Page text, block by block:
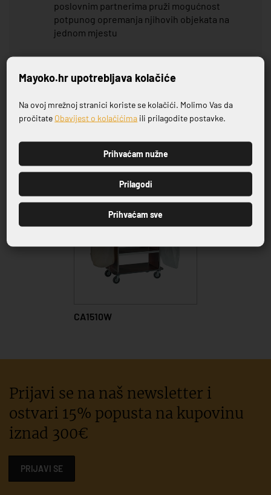
poslovnim partnerima pruži mogućnost
potpunog opremanja njihovih objekata na
jednom mjestu
VRHUNSKA KVALITETA PROIZVODA
Povezani proizvodi
CA1510W
Prijavi se na naš newsletter i
ostvari 15% popusta na kupovinu
iznad 300€
PRIJAVI SE
Prijavite se na naš newsletter
PRIJAVI SE
Mayoko.hr upotrebljava kolačiće
Na ovoj mrežnoj stranici koriste se kolačići. Molimo Vas da
pročitate Obavijest o kolačićima ili prilagodite postavke.
Prihvaćam nužne
Prilagodi
Prihvaćam sve